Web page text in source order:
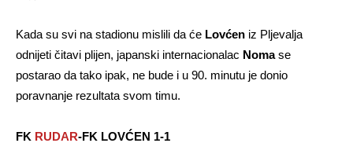
Kada su svi na stadionu mislili da će Lovćen iz Pljevalja
odnijeti čitavi plijen, japanski internacionalac Nomase
postarao da tako ipak, ne bude i u 90. minutu je donio
poravnanje rezultata svom timu.
FK RUDAR-FK LOVĆEN 1-1